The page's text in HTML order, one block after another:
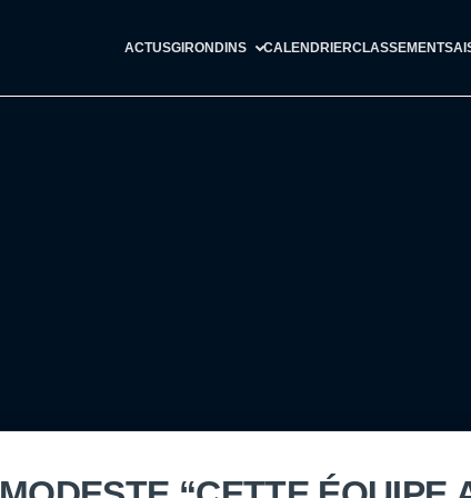
ACTUSGIRONDINS CALENDRIERCLASSEMENT